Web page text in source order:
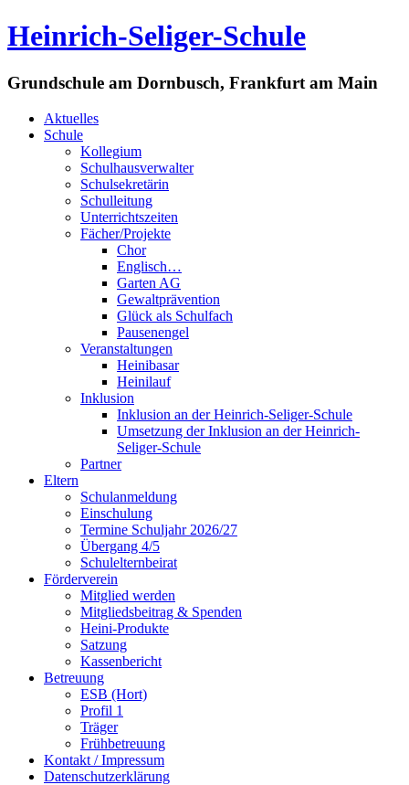
Heinrich-Seliger-Schule
Grundschule am Dornbusch, Frankfurt am Main
Aktuelles
Schule
Kollegium
Schulhausverwalter
Schulsekretärin
Schulleitung
Unterrichtszeiten
Fächer/Projekte
Chor
Englisch…
Garten AG
Gewaltprävention
Glück als Schulfach
Pausenengel
Veranstaltungen
Heinibasar
Heinilauf
Inklusion
Inklusion an der Heinrich-Seliger-Schule
Umsetzung der Inklusion an der Heinrich-
Seliger-Schule
Partner
Eltern
Schulanmeldung
Einschulung
Termine Schuljahr 2026/27
Übergang 4/5
Schulelternbeirat
Förderverein
Mitglied werden
Mitgliedsbeitrag & Spenden
Heini-Produkte
Satzung
Kassenbericht
Betreuung
ESB (Hort)
Profil 1
Träger
Frühbetreuung
Kontakt / Impressum
Datenschutzerklärung